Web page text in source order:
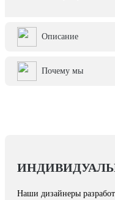
Описание
Почему мы
Наши дизайнеры